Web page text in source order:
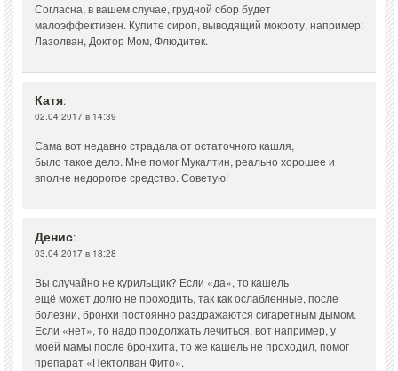
Согласна, в вашем случае, грудной сбор будет
малоэффективен. Купите сироп, выводящий мокроту, например:
Лазолван, Доктор Мом, Флюдитек.
Катя:
02.04.2017 в 14:39
Сама вот недавно страдала от остаточного кашля,
было такое дело. Мне помог Мукалтин, реально хорошее и
вполне недорогое средство. Советую!
Денис:
03.04.2017 в 18:28
Вы случайно не курильщик? Если «да», то кашель
ещё может долго не проходить, так как ослабленные, после
болезни, бронхи постоянно раздражаются сигаретным дымом.
Если «нет», то надо продолжать лечиться, вот например, у
моей мамы после бронхита, то же кашель не проходил, помог
препарат «Пектолван Фито».